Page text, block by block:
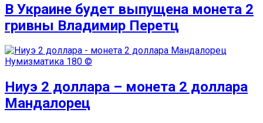
В Украине будет выпущена монета 2
гривны Владимир Перетц
Нумизматика 180 ©
Ниуэ 2 доллара – монета 2 доллара
Мандалорец